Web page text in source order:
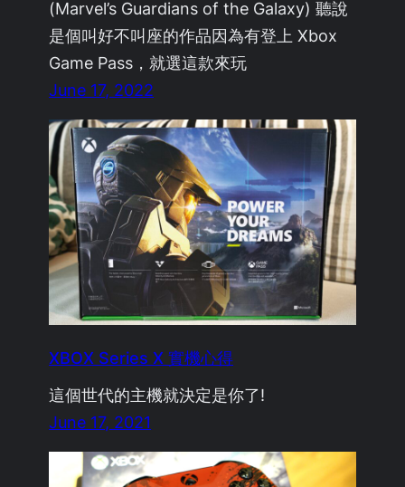
(Marvel’s Guardians of the Galaxy) 聽說
是個叫好不叫座的作品因為有登上 Xbox
Game Pass，就選這款來玩
June 17, 2022
XBOX Series X 實機心得
這個世代的主機就決定是你了!
June 17, 2021